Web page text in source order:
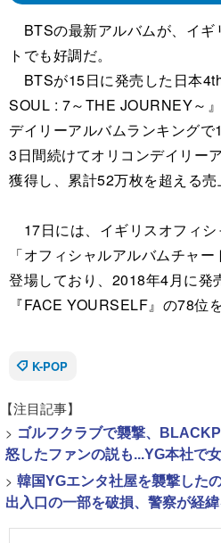
BTSの最新アルバムが、イギ
トでも好調だ。
BTSが15日に発売した日本
SOUL : 7～THE JOURNEY～
デイリーアルバムランキング
3日間続けてオリコンデイリー
獲得し、累計52万枚を超える売
17日には、イギリスオフィシ
「オフィシャルアルバムチャ
登場しており、2018年4月に発
『FACE YOURSELF』の78位
K-POP
【注目記事】
> ゴルフクラブで襲撃、
怒したファンの説も...YG本社で
> 韓国YGエンタ社屋を襲撃した
出入口の一部を破損、警察が経